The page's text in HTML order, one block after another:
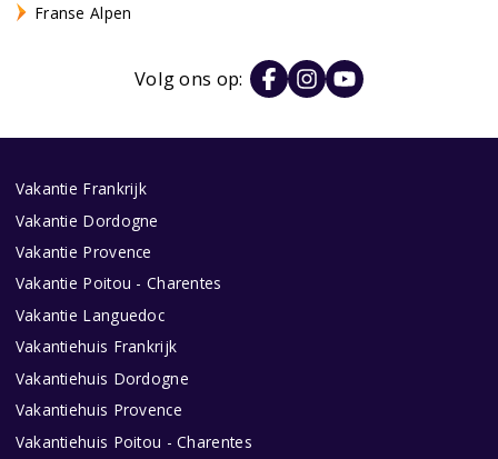
Franse Alpen
Volg ons op:
Vakantie Frankrijk
Vakantie Dordogne
Vakantie Provence
Vakantie Poitou - Charentes
Vakantie Languedoc
Vakantiehuis Frankrijk
Vakantiehuis Dordogne
Vakantiehuis Provence
Vakantiehuis Poitou - Charentes